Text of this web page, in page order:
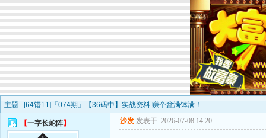
主题 : [64错11]『074期』【36码中】实战资料.赚个盆满钵满！
【一字长蛇阵】 沙发 发表于: 2026-07-08 14:20